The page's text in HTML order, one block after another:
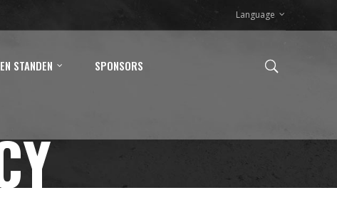
Language
STANDEN SPONSORS